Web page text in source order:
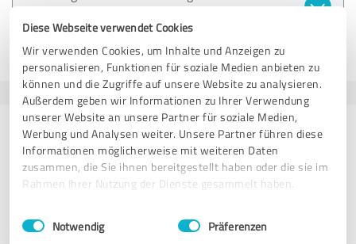
Diese Webseite verwendet Cookies
Wir verwenden Cookies, um Inhalte und Anzeigen zu
personalisieren, Funktionen für soziale Medien anbieten zu
können und die Zugriffe auf unsere Website zu analysieren.
Außerdem geben wir Informationen zu Ihrer Verwendung
unserer Website an unsere Partner für soziale Medien,
Werbung und Analysen weiter. Unsere Partner führen diese
Informationen möglicherweise mit weiteren Daten
zusammen, die Sie ihnen bereitgestellt haben oder die sie im
Rahmen Ihrer Nutzung der Dienste gesammelt haben.
Impressum Datenschutzbestimmungen
Einwilligungsauswahl
Notwendig Präferenzen
Hillingmeier | Dörge Strafverteidigung
22.05.2025 Lucas P.
113 Bewertungen aus
2 anderen Quellen
5,00 von 5
SEHR GUT